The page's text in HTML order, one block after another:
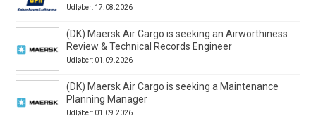
Udløber: 17.08.2026
(DK) Maersk Air Cargo is seeking an Airworthiness
Review & Technical Records Engineer
Udløber: 01.09.2026
(DK) Maersk Air Cargo is seeking a Maintenance
Planning Manager
Udløber: 01.09.2026